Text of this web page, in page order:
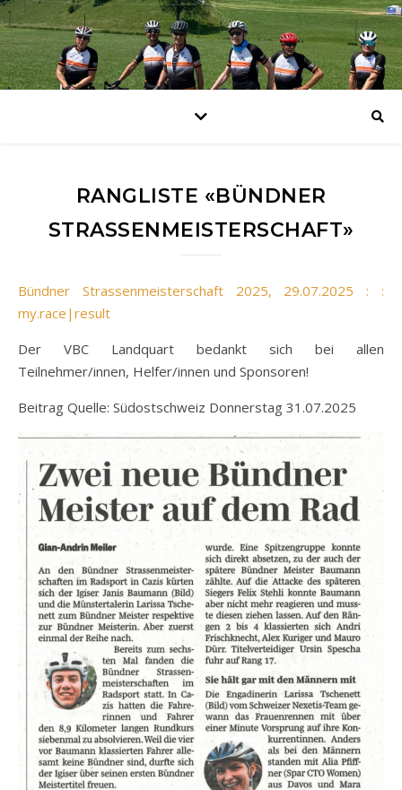
RANGLISTE «BÜNDNER
STRASSENMEISTERSCHAFT»
Bündner Strassenmeisterschaft 2025, 29.07.2025 : :
my.race|result
Der VBC Landquart bedankt sich bei allen
Teilnehmer/innen, Helfer/innen und Sponsoren!
Beitrag Quelle: Südostschweiz Donnerstag 31.07.2025